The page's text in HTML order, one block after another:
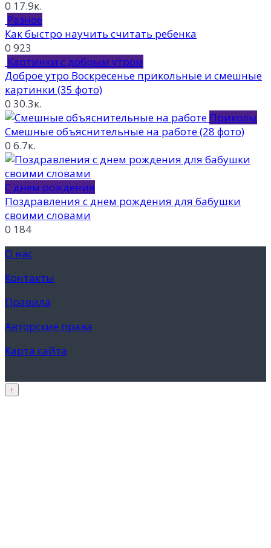
0 17.9к.
Разное
Как быстро научить считать ребенка
0 923
Картинки с добрым утром
Доброе утро Воскресенье прикольные и смешные
картинки (35 фото)
0 30.3к.
Приколы
Смешные объяснительные на работе (28 фото)
0 6.7к.
С днем рождения
Поздравления с днем рождения для бабушки
своими словами
0 184
О нас
Контакты
Правила
Авторские права
Карта сайта